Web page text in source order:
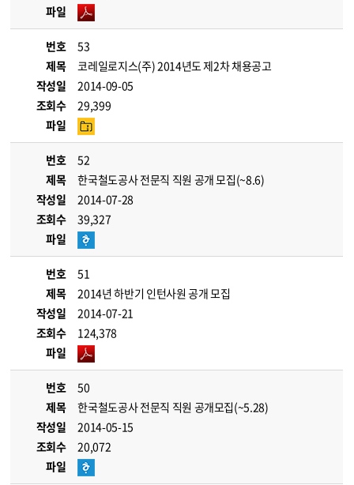
파일
번호
53
제목
코레일로지스(주) 2014년도 제2차 채용공고
작성일
2014-09-05
조회수
29,399
파일
번호
52
제목
한국철도공사 전문직 직원 공개 모집(~8.6)
작성일
2014-07-28
조회수
39,327
파일
번호
51
제목
2014년 하반기 인턴사원 공개 모집
작성일
2014-07-21
조회수
124,378
파일
번호
50
제목
한국철도공사 전문직 직원 공개모집(~5.28)
작성일
2014-05-15
조회수
20,072
파일